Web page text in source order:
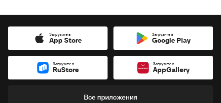
Загрузите в
App Store
Загрузите в
Google Play
Загрузите в
RuStore
Загрузите в
AppGallery
Все приложения